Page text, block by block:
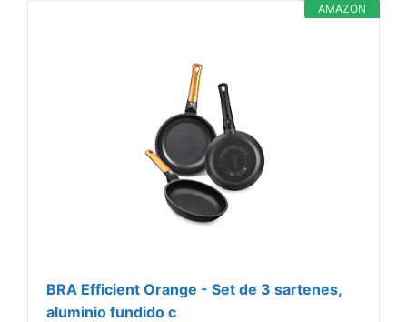
AMAZON
BRA Efficient Orange - Set de 3 sartenes,
aluminio fundido c